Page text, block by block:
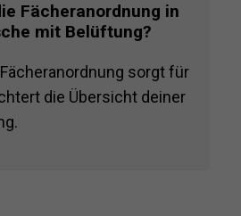
Fächeranordnung in
mit Belüftung?
sorgt für
die Übersicht deiner